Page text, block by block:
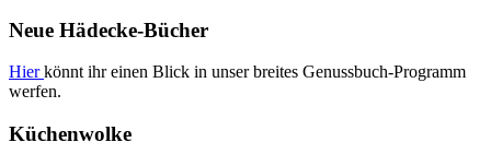
Neue Hädecke-Bücher
Hierkönnt ihr einen Blick in unser breites Genussbuch-Programm
werfen.
Küchenwolke